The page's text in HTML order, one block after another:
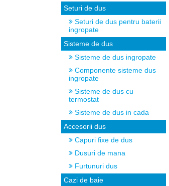
Seturi de dus
Seturi de dus pentru baterii
ingropate
Sisteme de dus
Sisteme de dus ingropate
Componente sisteme dus
ingropate
Sisteme de dus cu
termostat
Sisteme de dus in cada
Accesorii dus
Capuri fixe de dus
Dusuri de mana
Furtunuri dus
Cazi de baie